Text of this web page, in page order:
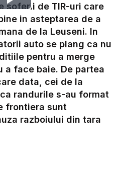
Play
Video
soferii de TIR-uri care
in asteptarea de a
de la Leuseni. In
auto se plang ca nu
pentru a merge
face baie. De partea
data, cei de la
randurile s-au format
frontiera sunt
razboiului din tara